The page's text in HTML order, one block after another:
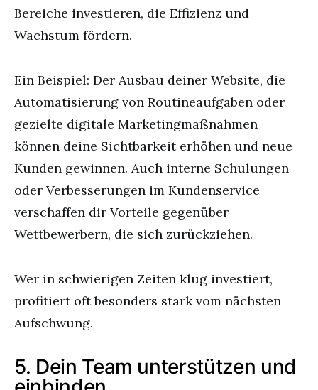
Bereiche investieren, die Effizienz und
Wachstum fördern.
Ein Beispiel: Der Ausbau deiner Website, die
Automatisierung von Routineaufgaben oder
gezielte digitale Marketingmaßnahmen
können deine Sichtbarkeit erhöhen und neue
Kunden gewinnen. Auch interne Schulungen
oder Verbesserungen im Kundenservice
verschaffen dir Vorteile gegenüber
Wettbewerbern, die sich zurückziehen.
Wer in schwierigen Zeiten klug investiert,
profitiert oft besonders stark vom nächsten
Aufschwung.
5. Dein Team unterstützen und